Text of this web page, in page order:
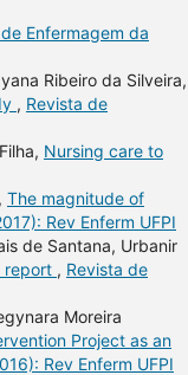
Enfermagem da
Ribeiro da Silveira,
, Revista de
Nursing care to
The magnitude of
Rev Enferm UFPI
de Santana, Urbanir
report , Revista de
Moreira
Project as an
Rev Enferm UFPI